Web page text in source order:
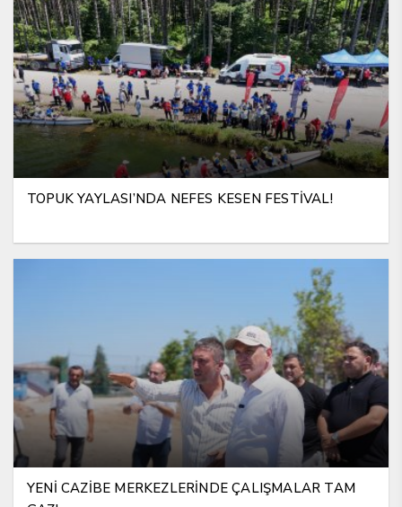
TOPUK YAYLASI’NDA NEFES KESEN FESTİVAL!
YENİ CAZİBE MERKEZLERİNDE ÇALIŞMALAR TAM